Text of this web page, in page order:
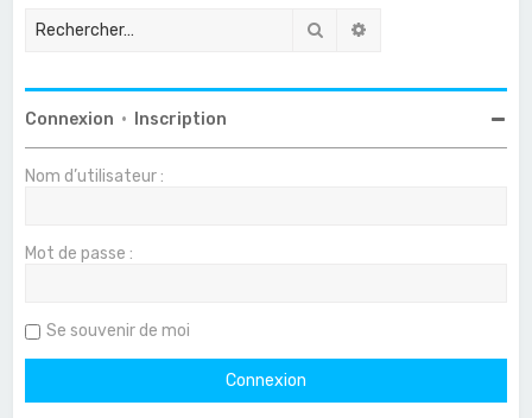
Rechercher
Connexion • Inscription
Nom d’utilisateur :
Mot de passe :
Se souvenir de moi